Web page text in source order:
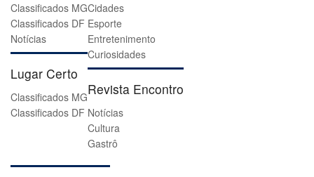
Classificados MG
Classificados DF
Notícias
Lugar Certo
Classificados MG
Classificados DF
Cidades
Esporte
Entretenimento
Curiosidades
Revista Encontro
Notícias
Cultura
Gastrô